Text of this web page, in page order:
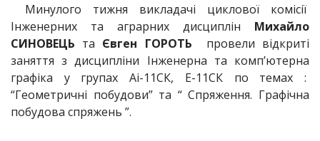
Минулого тижня викладачі циклової комісії
Інженерних та аграрних дисциплін Михайло
СИНОВЕЦЬ та Євген ГОРОТЬ
провели відкриті
заняття з дисципліни Інженерна та комп’ютерна
графіка у групах Аі-11СК, Е-11СК по темах :
“Геометричні побудови” та “ Спряження. Графічна
побудова спряжень ”.